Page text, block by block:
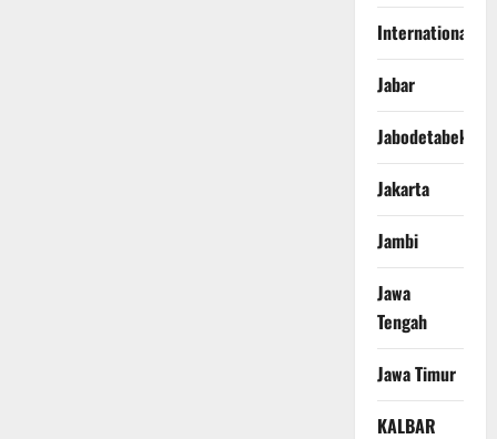
International
Jabar
Jabodetabek
Jakarta
Jambi
Jawa
Tengah
Jawa Timur
KALBAR